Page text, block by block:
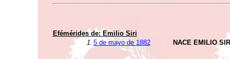
Efémérides de: Emilio Siri
1. 5 de mayo de 1882 NACE EMILIO